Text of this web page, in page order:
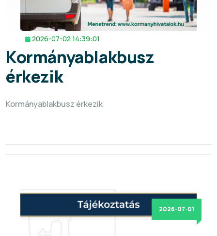
2026-07-02 14:39:01
Kormányablakbusz
érkezik
Kormányablakbusz érkezik
2026-07-01